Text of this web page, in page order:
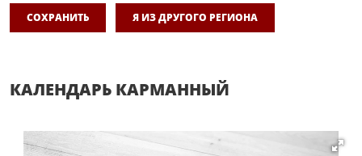
СОХРАНИТЬ Я ИЗ ДРУГОГО РЕГИОНА
КАЛЕНДАРЬ КАРМАННЫЙ